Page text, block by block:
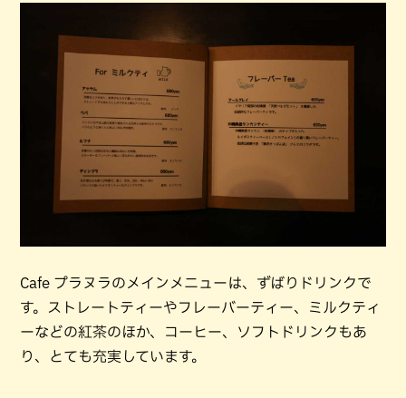
Cafe プラヌラのメインメニューは、ずばりドリンクで
す。ストレートティーやフレーバーティー、ミルクティ
ーなどの紅茶のほか、コーヒー、ソフトドリンクもあ
り、とても充実しています。